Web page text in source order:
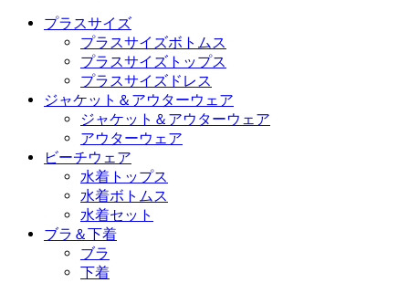
プラスサイズ
プラスサイズボトムス
プラスサイズトップス
プラスサイズドレス
ジャケット＆アウターウェア
ジャケット＆アウターウェア
アウターウェア
ビーチウェア
水着トップス
水着ボトムス
水着セット
ブラ＆下着
ブラ
下着